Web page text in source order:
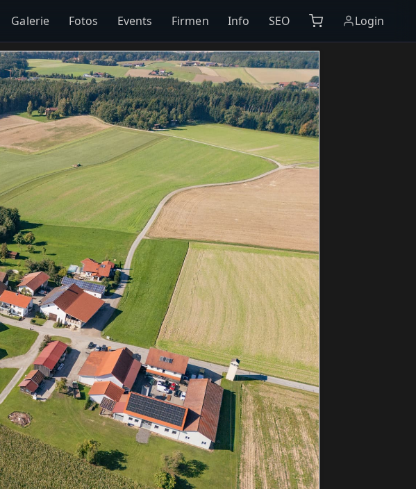
Galerie Fotos Events Firmen Info SEO Login